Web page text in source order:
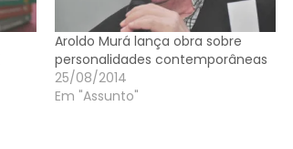
Aroldo Murá lança obra sobre
personalidades contemporâneas
25/08/2014
Em "Assunto"